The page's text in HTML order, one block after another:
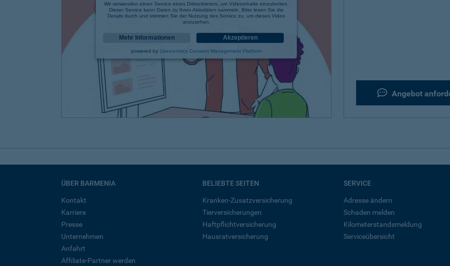
Wir verwenden einen Service eines Drittanbieters, um Videoinhalte einzubetten.
Dieser Service kann Daten zu Ihren Aktivitäten sammeln. Bitte lesen Sie die
Details durch und stimmen Sie der Nutzung des Service zu, um dieses Video
anzusehen.
Mehr Informationen Akzeptieren
powered by Usercentrics Consent Management Platform
Angebot
ÜBER BARMENIA
Kontakt
Karriere
Presse
Unternehmen
Anfahrt
Affiliate-Partner werden
BELIEBTE SEITEN
Kranken-Zusatzversicherung
Tierversicherungen
Haftpflichtversicherung
Hausratversicherung
SERVICE
Adresse ändern
Schaden melden
Kilometerstandsmeldung
Serviceübersicht